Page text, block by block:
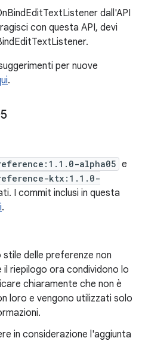
dall'API
con questa API, devi
per nuove
.
alpha05 e
ktx:1.1.0-
I commit inclusi in questa
.
delle preferenze non
il riepilogo ora condividono lo
chiaramente che non è
loro e vengono utilizzati solo
in considerazione l'aggiunta